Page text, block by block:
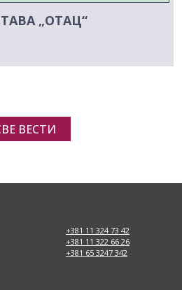
„ОТАЦ“
ВЕСТИ
+381 11 324 73 42
+381 11 322 66 26
+381 65 3247 342